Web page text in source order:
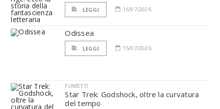
LEGGI 16/07/2026
Odissea
LEGGI 15/07/2026
FUMETTI
Star Trek: Godshock, oltre la curvatura
del tempo